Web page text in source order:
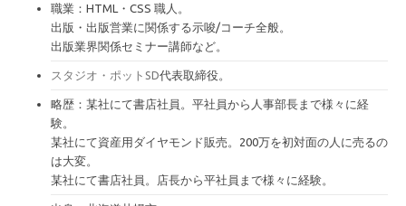
職業：HTML・CSS 職人。
出版・出版営業に関係する示唆/コーチ全般。
出版業界関係セミナー講師など。
スタジオ・ポットSD代表取締役。
略歴：某社にて書店社員。平社員から人事部長まで様々に経
験。
某社にて資産用ダイヤモンド販売。200万を初対面の人に売るの
は大変。
某社にて書店社員。店長から平社員まで様々に経験。